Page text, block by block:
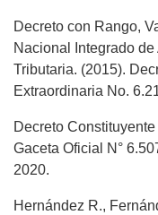
Decreto con Rango,
Nacional Integrado
Tributaria. (2015).
Extraordinaria No.
Decreto
Gaceta Oficial N°
2020.
Hernández R.,